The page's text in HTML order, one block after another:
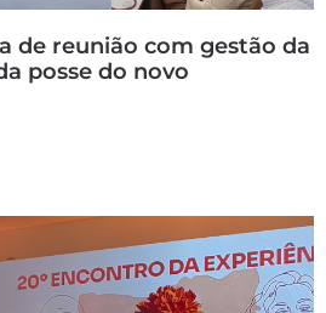
de reunião com gestão da
posse do novo